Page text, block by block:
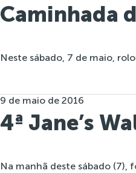
Caminhada
Neste sábado, 7 de maio,
9 de maio de 2016
4ª Jane’s
Na manhã deste sábado (7),